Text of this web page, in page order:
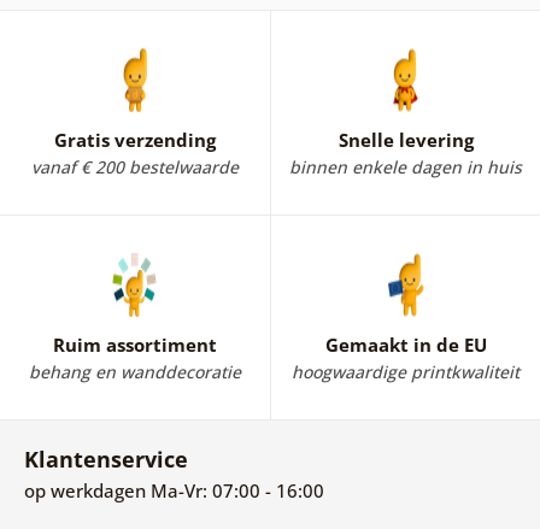
Gratis verzending
vanaf € 200 bestelwaarde
Snelle levering
binnen enkele dagen in huis
Ruim assortiment
behang en wanddecoratie
Gemaakt in de EU
hoogwaardige printkwaliteit
Klantenservice
op werkdagen Ma-Vr: 07:00 - 16:00